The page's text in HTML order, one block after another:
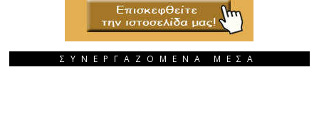
ΣΥΝΕΡΓΑΖΟΜΕΝΑ ΜΕΣΑ